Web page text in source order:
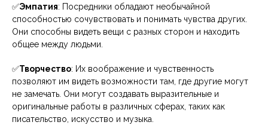
✅Эмпатия: Посредники обладают необычайной
способностью сочувствовать и понимать чувства других.
Они способны видеть вещи с разных сторон и находить
общее между людьми.
✅Творчество: Их воображение и чувственность
позволяют им видеть возможности там, где другие могут
не замечать. Они могут создавать выразительные и
оригинальные работы в различных сферах, таких как
писательство, искусство и музыка.